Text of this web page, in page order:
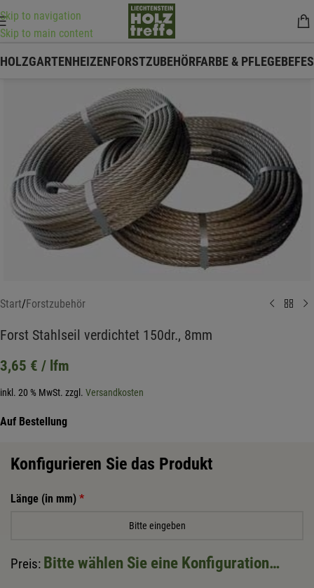
Skip to navigation
Skip to main content
HOLZGARTENHEIZENFORSTZUBEHÖRFARBE & PFLEGE
Start/Forstzubehör
Forst Stahlseil verdichtet 150dr., 8mm
3,65 € / lfm
inkl. 20 % MwSt. zzgl. Versandkosten
Auf Bestellung
Konfigurieren Sie das Produkt
Länge (in mm) *
Preis: Bitte wählen Sie eine Konfiguration…